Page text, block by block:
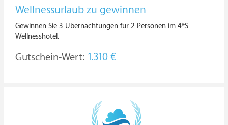
Wellnessurlaub zu gewinnen
Gewinnen Sie 3 Übernachtungen für 2 Personen im 4*S
Wellnesshotel.
Gutschein-Wert: 1.310 €